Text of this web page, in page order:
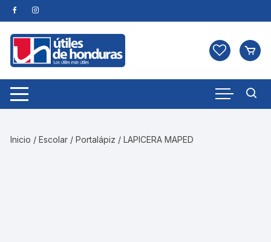
Skip
to
content
Inicio /Escolar /Portalápiz / LAPICERA MAPED